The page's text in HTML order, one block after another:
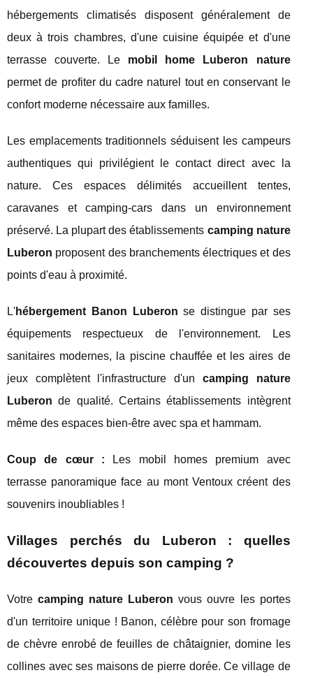
hébergements climatisés disposent généralement de
deux à trois chambres, d'une cuisine équipée et d'une
terrasse couverte. Le mobil home Luberon nature
permet de profiter du cadre naturel tout en conservant le
confort moderne nécessaire aux familles.
Les emplacements traditionnels séduisent les campeurs
authentiques qui privilégient le contact direct avec la
nature. Ces espaces délimités accueillent tentes,
caravanes et camping-cars dans un environnement
préservé. La plupart des établissements camping nature
Luberon proposent des branchements électriques et des
points d'eau à proximité.
L'hébergement Banon Luberon se distingue par ses
équipements respectueux de l'environnement. Les
sanitaires modernes, la piscine chauffée et les aires de
jeux complètent l'infrastructure d'un camping nature
Luberon de qualité. Certains établissements intègrent
même des espaces bien-être avec spa et hammam.
Coup de cœur : Les mobil homes premium avec
terrasse panoramique face au mont Ventoux créent des
souvenirs inoubliables !
Villages perchés du Luberon : quelles
découvertes depuis son camping ?
Votrecamping nature Luberon vous ouvre les portes
d'un territoire unique ! Banon, célèbre pour son fromage
de chèvre enrobé de feuilles de châtaignier, domine les
collines avec ses maisons de pierre dorée. Ce village de